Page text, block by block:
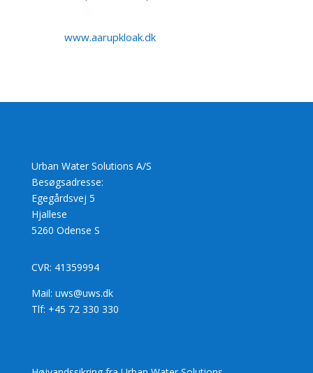
www.aarupkloak.dk
Urban Water Solutions A/S
Besøgsadresse:
Egegårdsvej 5
Hjallese
5260 Odense S
CVR: 41359994
Mail: uws@uws.dk
Tlf: +45 72 330 330